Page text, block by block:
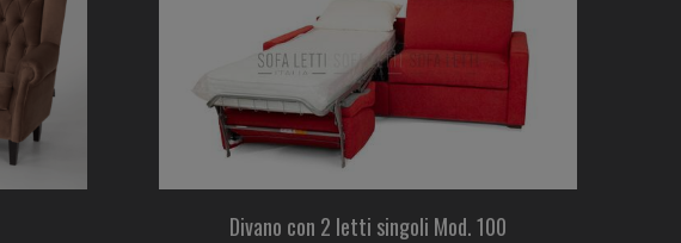
Divano con 2 letti singoli Mod. 100